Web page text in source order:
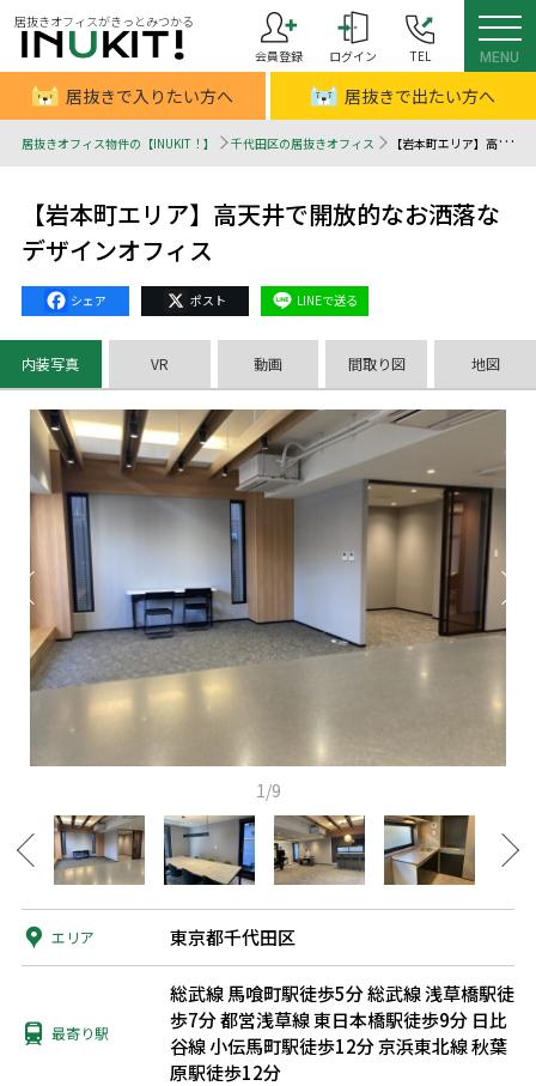
居抜きオフィスがきっとみつかる
会員登録
ログイン TEL MENU
居抜きで入りたい方へ 居抜きで出たい方へ
居抜きオフィス物件の【INUKIT！】 千代田区の居抜きオフィス 【岩本町エリア】高天井で開放的なお洒落なデザインオフィス - 居抜きオフィスはINUKIT！（イヌキット）
【岩本町エリア】高天井で開放的なお洒落な
デザインオフィス
Facebook
X Line
内装写真 VR 動画 間取り図 地図
1/9
エリア 東京都千代田区
最寄り駅
総武線 馬喰町駅徒歩5分総武線 浅草橋駅徒
歩7分都営浅草線 東日本橋駅徒歩9分日比
谷線 小伝馬町駅徒歩12分京浜東北線 秋葉
原駅徒歩12分